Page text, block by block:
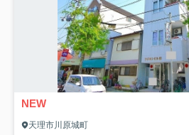
NEW
天理市川原城町